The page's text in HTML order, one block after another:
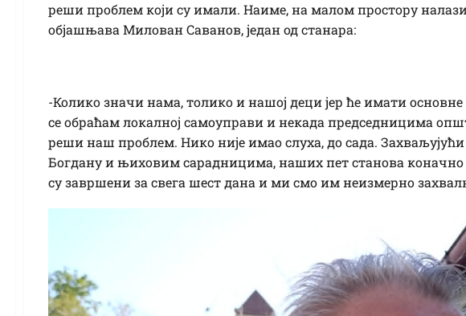
реши проблем који су имали. Наиме, на малом простору
објашњава Милован Саванов, један од станара:
-Колико значи нама, толико и нашој деци јер ће имати основне
се обраћам локалној самоуправи и некада председницима
реши наш проблем. Нико није имао слуха, до сада.
Богдану и њиховим сарадницима, наших пет станова
су завршени за свега шест дана и ми смо им неизмерно